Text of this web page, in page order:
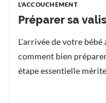
L'ACCOUCHEMENT
Préparer sa
L'arrivée de votre bébé
comment bien
étape essentielle